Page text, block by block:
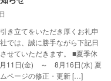
き立てをいただき厚くお礼申
では、誠に勝手ながら下記日
せていただきます。 ■夏季休
11日(金) ～ 8月16日(水) 夏
ページの修正・更新 […]